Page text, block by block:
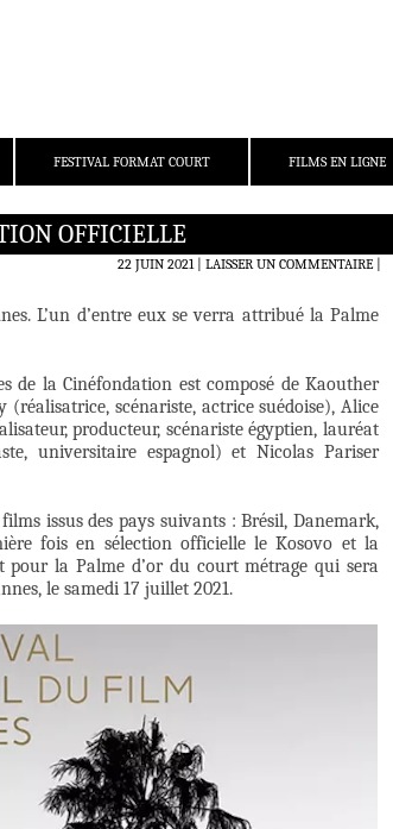
FESTIVAL FORMAT COURT FILMS EN LIGNE
OFFICIELLE
22 JUIN 2021 LAISSER UN COMMENTAIRE|
L’un d’entre eux se verra attribué la Palme
de la Cinéfondation est composé de Kaouther
scénariste, actrice suédoise), Alice
producteur, scénariste égyptien, lauréat
universitaire espagnol) et Nicolas Pariser
issus des pays suivants : Brésil, Danemark,
fois en sélection officielle le Kosovo et la
pour la Palme d’or du court métrage qui sera
le samedi 17 juillet 2021.